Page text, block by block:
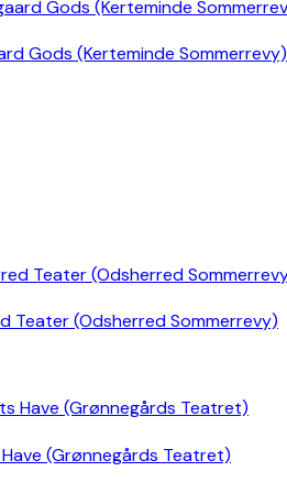
Gods (Kerteminde Sommerrevy)
Teater (Odsherred Sommerrevy)
(Grønnegårds Teatret)